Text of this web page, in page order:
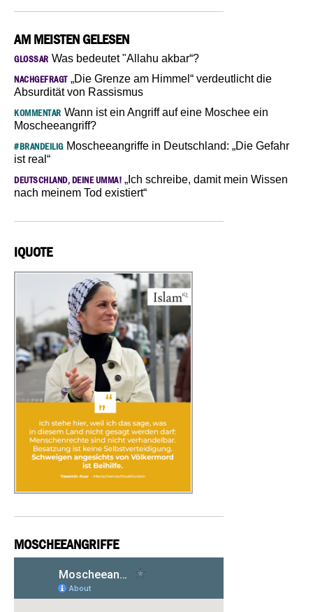
AM MEISTEN GELESEN
GLOSSAR Was bedeutet "Allahu akbar“?
NACHGEFRAGT„Die Grenze am Himmel“ verdeutlicht die
Absurdität von Rassismus
KOMMENTAR Wann ist ein Angriff auf eine Moschee ein
Moscheeangriff?
#BRANDEILIGMoscheeangriffe in Deutschland: „Die Gefahr
ist real“
DEUTSCHLAND, DEINE UMMA! „Ich schreibe, damit mein Wissen
nach meinem Tod existiert“
IQUOTE
MOSCHEEANGRIFFE